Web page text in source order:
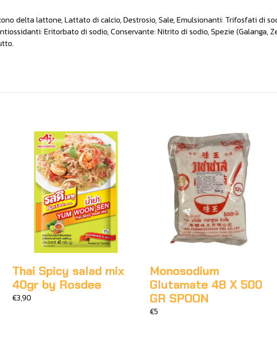
delta lattone, Lattato di calcio, Destrosio, Sale, Emulsionanti: Trifosfati di
Eritorbato di sodio, Conservante: Nitrito di sodio, Spezie (Galanga,
Thai Spicy salad mix
40gr by Rosdee
€3,90
Monosodium
Glutamate 48 X 500
GR SPOON
€5